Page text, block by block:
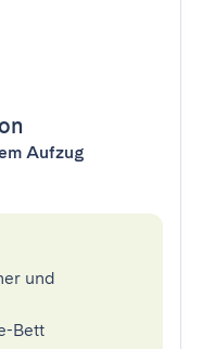
Aufzug
und
Bett